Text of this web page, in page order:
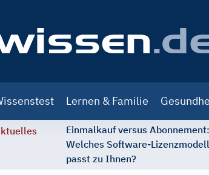
Lernen & Familie
Einmalkauf versus Abonnement:
Welches Software-Lizenzmodell
passt zu Ihnen?